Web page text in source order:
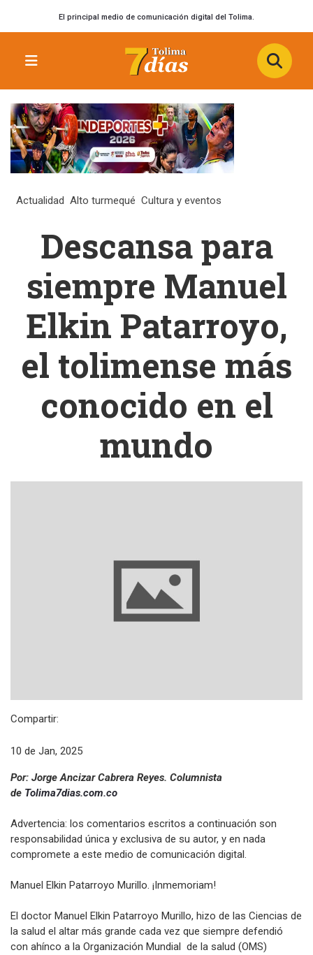
El principal medio de comunicación digital del Tolima.
Actualidad Alto turmequé Cultura y eventos
Descansa para
siempre Manuel
Elkin Patarroyo,
el tolimense más
conocido en el
mundo
Compartir:
10 de Jan, 2025
Por: Jorge Ancizar Cabrera Reyes. Columnista
de Tolima7dias.com.co
Advertencia: los comentarios escritos a continuación son
responsabilidad única y exclusiva de su autor, y en nada
compromete a este medio de comunicación digital.
Manuel Elkin Patarroyo Murillo. ¡Inmemoriam!
El doctor Manuel Elkin Patarroyo Murillo, hizo de las Ciencias de
la salud el altar más grande cada vez que siempre defendió
con ahínco a la Organización Mundial de la salud (OMS)